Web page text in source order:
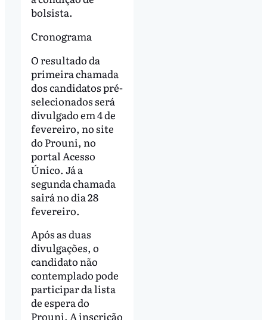
bolsista.
Cronograma
O resultado da
primeira chamada
dos candidatos pré-
selecionados será
divulgado em 4 de
fevereiro, no site
do Prouni, no
portal Acesso
Único. Já a
segunda chamada
sairá no dia 28
fevereiro.
Após as duas
divulgações, o
candidato não
contemplado pode
participar da lista
de espera do
Prouni. A inscrição